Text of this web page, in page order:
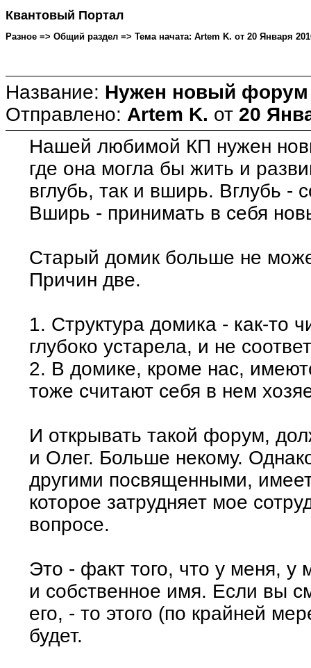
Квантовый Портал
Разное => Общий раздел => Тема начата: Artem K. от 20 Января
Название: Нужен новый форум
Отправлено: Artem K. от 20
Нашей любимой КП нужен
где она могла бы жить и
вглубь, так и вширь. Вглубь -
Вширь - принимать в себя
Старый домик больше не
Причин две.
1. Структура домика - как-то
глубоко устарела, и не
2. В домике, кроме нас,
тоже считают себя в нем
И открывать такой форум,
и Олег. Больше некому.
другими посвященными,
которое затрудняет мое
вопросе.
Это - факт того, что у меня,
и собственное имя. Если вы
его, - то этого (по крайней
будет.